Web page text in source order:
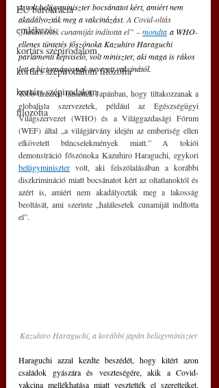
EU bürokrácia
emlékezés
kortárs szépirodalom
kortárs szépirodalom filozófia
kortárs szépirodalom
filozófia
A volt belügyminiszter bocsánatot kért, amiért nem
akadályozták meg a vakcinázást. A Covid-oltás
„halálesetek cunamiját indította el” – mondta a WHO-
ellenes tüntetés főszónoka Kazuhiro Haraguchi
parlamenti képviselő, volt miniszter, aki maga is rákos
lett a biztonságosnak nevezett vakcinától.
Több tízezren tüntettek Japánban, hogy tiltakozzanak a
globalista szervezetek, például az Egészségügyi
Világszervezet (WHO) és a Világgazdasági Fórum
(WEF) által „a világjárvány idején az emberiség ellen
elkövetett bűncselekmények miatt.” A tokiói
belügyminiszter volt, aki felszólalásában a korábbi
diszkrimináció miatt bocsánatot kért az oltatlanoktól és
azért is, amiért nem akadályozták meg a lakosság
beoltását, ami szerinte „halálesetek cunamiját indította
el”.
Kazuhiro Haraguchi, a korábbi japán belügyminiszter
Haraguchi azzal kezdte beszédét, hogy kitért azon
családok gyászára és veszteségére, akik a Covid-
vakcina mellékhatása miatt vesztették el szeretteiket.